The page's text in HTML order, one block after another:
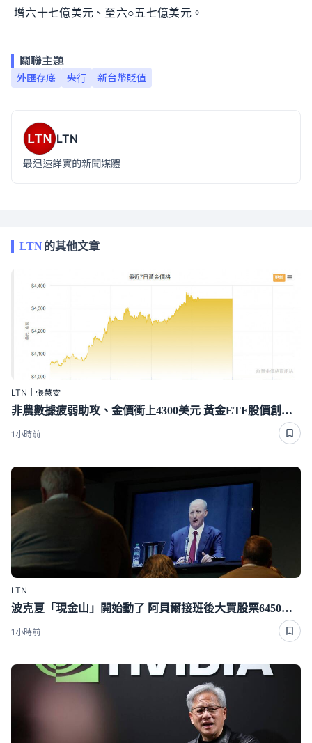
增六十七億美元、至六○五七億美元。
關聯主題
外匯存底 央行 新台幣貶值
LTN
最迅速詳實的新聞媒體
LTN的其他文章
LTN｜張慧雯
非農數據疲弱助攻、金價衝上4300美元 黃金ETF股價創近期新高
1小時前
LTN
波克夏「現金山」開始動了 阿貝爾接班後大買股票6450億元
1小時前